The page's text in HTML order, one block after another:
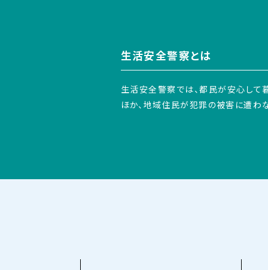
生活安全警察とは
生活安全警察では、都民が安心して
ほか、地域住民が犯罪の被害に遭わ